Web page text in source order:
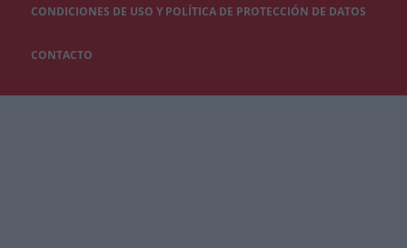
CONDICIONES DE USO Y POLÍTICA DE PROTECCIÓN DE DATOS
CONTACTO